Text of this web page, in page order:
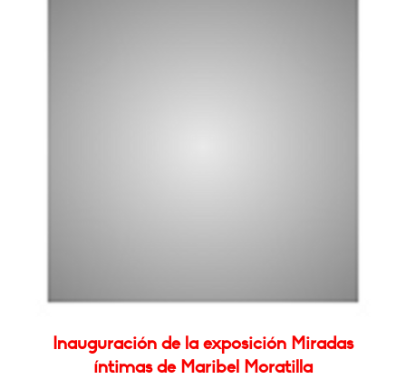
Inauguración de la exposición Miradas
íntimas de Maribel Moratilla